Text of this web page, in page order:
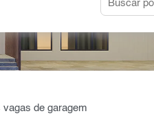
vagas de garagem